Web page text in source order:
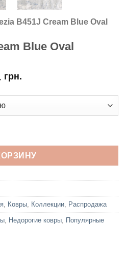
B451J Cream Blue Oval
Blue Oval
грн.
B451J Cream Blue Oval
, Ковры, Коллекции, Распродажа
, Недорогие ковры, Популярные